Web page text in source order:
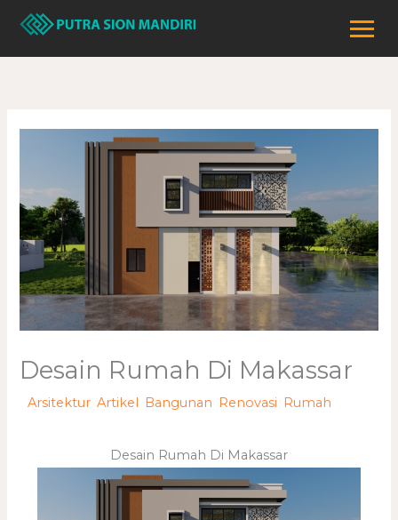
Lewati
konten
Desain Rumah Di Makassar
/Arsitektur ,Artikel Bangunan Renovasi Rumah
Desain Rumah Di Makassar